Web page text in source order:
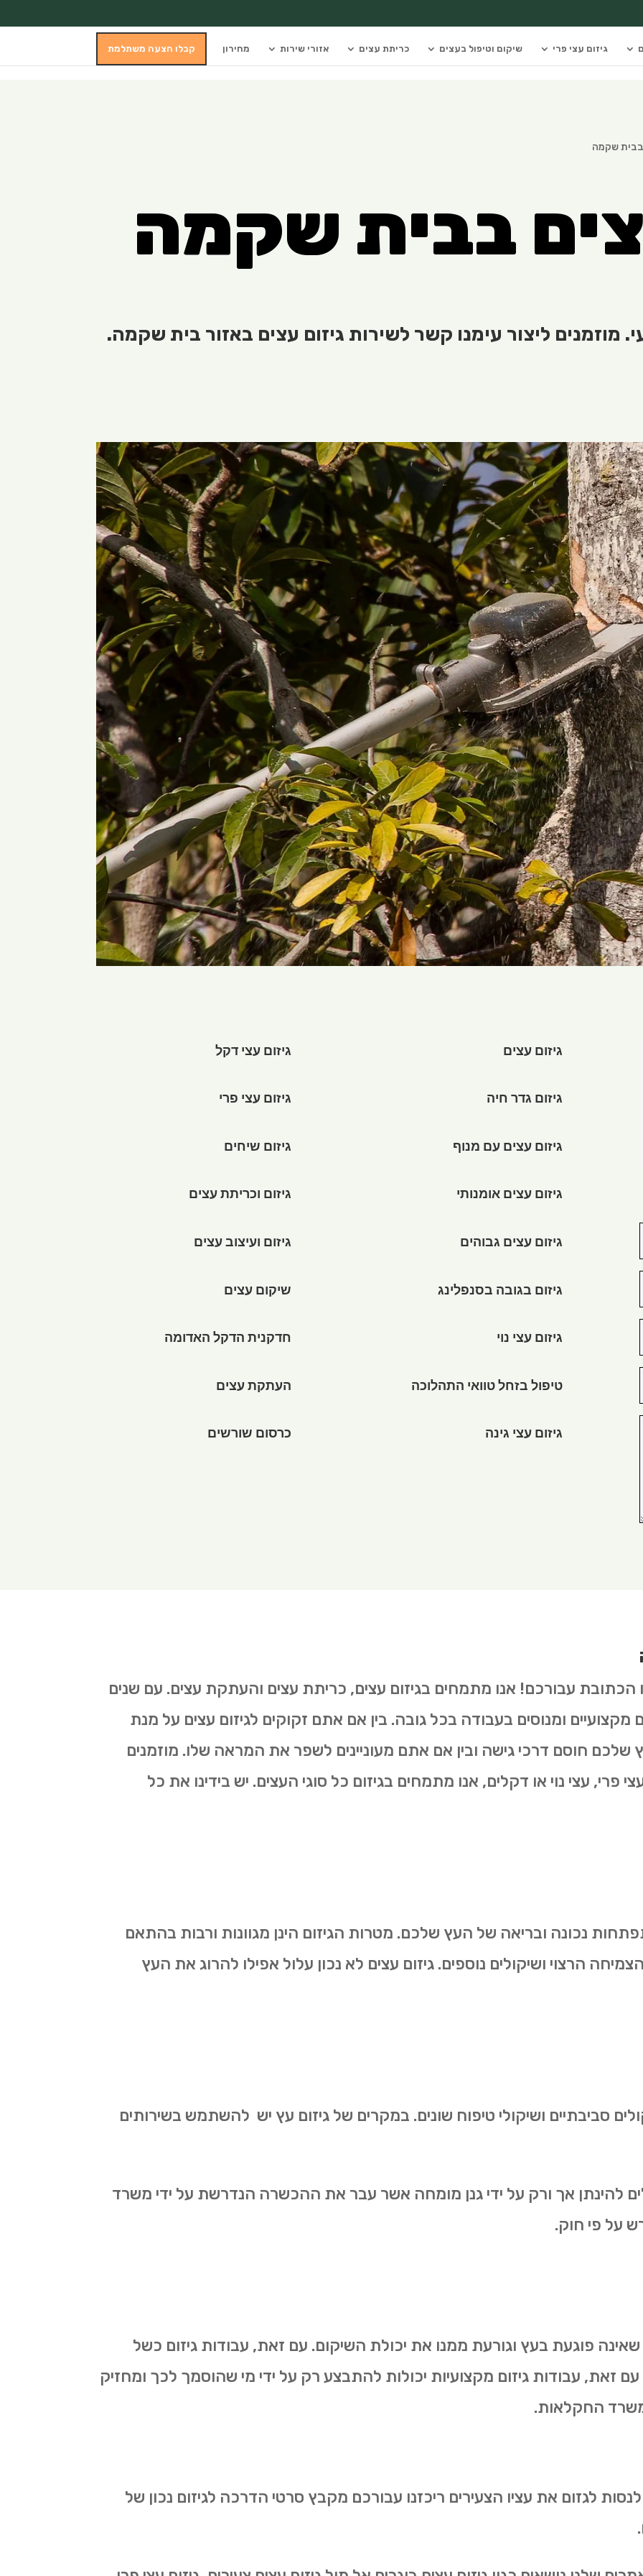
גיזום עצי פרי שיקום וטיפול בעצים כריתת עצים אזורי שירות מחירון קבלו הצעה משתלמת
בבית שקמה
בבית שקמה
מוזמנים ליצור עימנו קשר לשירות גיזום עצים באזור בית שקמה.
גיזום עצי דקל
גיזום עצי פרי
גיזום שיחים
גיזום וכריתת עצים
גיזום ועיצוב עצים
שיקום עצים
חדקנית הדקל האדומה
העתקת עצים
כרסום שורשים
גיזום עצים
גיזום גדר חיה
גיזום עצים עם מנוף
גיזום עצים אומנותי
גיזום עצים גבוהים
גיזום בגובה בסנפלינג
גיזום עצי נוי
טיפול בזחל טוואי התהלוכה
גיזום עצי גינה
הכתובת עבורכם! אנו מתמחים בגיזום עצים, כריתת עצים והעתקת עצים. עם שנים
מקצועיים ומנוסים בעבודה בכל גובה. בין אם אתם זקוקים לגיזום עצים על מנת
חוסם דרכי גישה ובין אם אתם מעוניינים לשפר את המראה שלו. מוזמנים
עצי נוי או דקלים, אנו מתמחים בגיזום כל סוגי העצים. יש בידינו את כל
נכונה ובריאה של העץ שלכם. מטרות הגיזום הינן מגוונות ורבות בהתאם
הרצוי ושיקולים נוספים. גיזום עצים לא נכון עלול אפילו להרוג את העץ
סביבתיים ושיקולי טיפוח שונים. במקרים של גיזום עץ יש להשתמש בשירותים
להינתן אך ורק על ידי גנן מומחה אשר עבר את ההכשרה הנדרשת על ידי משרד
על פי חוק.
פוגעת בעץ וגורעת ממנו את יכולת השיקום. עם זאת, עבודות גיזום כשל
עם זאת, עבודות גיזום מקצועיות יכולות להתבצע רק על ידי מי שהוסמך לכך ומחזיק
החקלאות.
לגזום את עציו הצעירים ריכזנו עבורכם מקבץ סרטי הדרכה לגיזום נכון של